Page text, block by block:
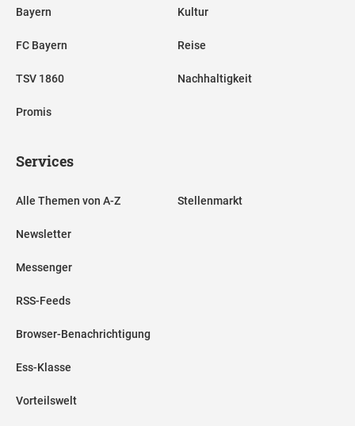
Bayern
FC Bayern
TSV 1860
Promis
Kultur
Reise
Nachhaltigkeit
Services
Alle Themen von A-Z
Newsletter
Messenger
RSS-Feeds
Browser-Benachrichtigung
Ess-Klasse
Vorteilswelt
Stellenmarkt